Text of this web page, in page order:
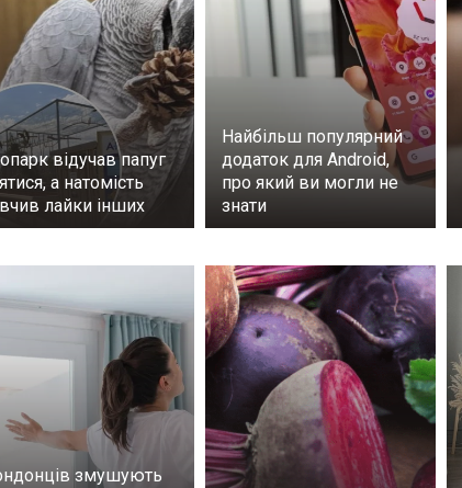
відучав папуг
а натомість
лайки інших
Найбільш популярний
додаток для Android,
про який ви могли не
знати
змушують